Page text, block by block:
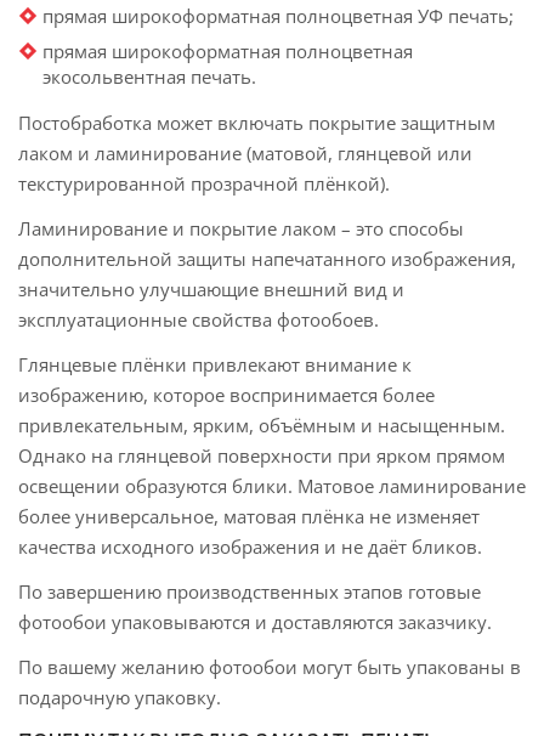
прямая широкоформатная полноцветная УФ печать;
прямая широкоформатная полноцветная
экосольвентная печать.
Постобработка может включать покрытие защитным
лаком и ламинирование (матовой, глянцевой или
текстурированной прозрачной плёнкой).
Ламинирование и покрытие лаком – это способы
дополнительной защиты напечатанного изображения,
значительно улучшающие внешний вид и
эксплуатационные свойства фотообоев.
Глянцевые плёнки привлекают внимание к
изображению, которое воспринимается более
привлекательным, ярким, объёмным и насыщенным.
Однако на глянцевой поверхности при ярком прямом
освещении образуются блики. Матовое ламинирование
более универсальное, матовая плёнка не изменяет
качества исходного изображения и не даёт бликов.
По завершению производственных этапов готовые
фотообои упаковываются и доставляются заказчику.
По вашему желанию фотообои могут быть упакованы в
подарочную упаковку.